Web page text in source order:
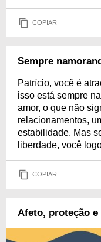
COPIAR
Sempre
Patrício, você é
isso está sempre
amor, o que não
relacionamentos,
estabilidade. Mas
liberdade, você
COPIAR
Afeto, proteção